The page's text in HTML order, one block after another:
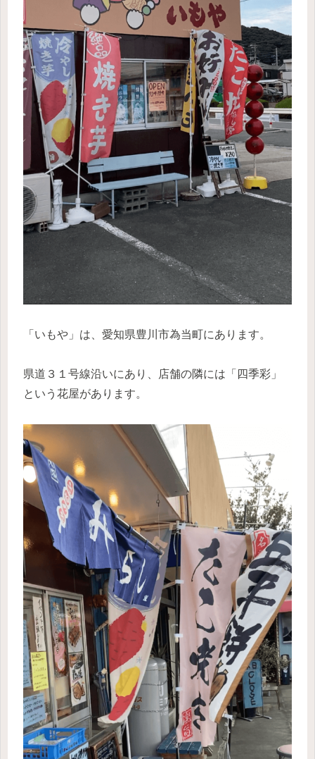
「いもや」は、愛知県豊川市為当町にあります。
県道３１号線沿いにあり、店舗の隣には「四季彩」
という花屋があります。